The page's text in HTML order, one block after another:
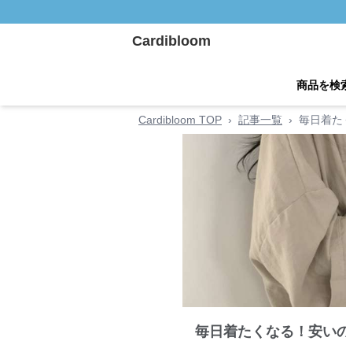
Cardibloom
商品を検
Cardibloom TOP › 記事一覧 › 毎日着た
毎日着たくなる！安い